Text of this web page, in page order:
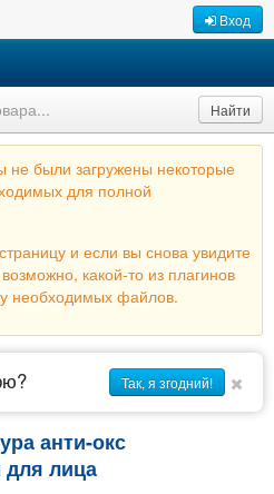
Вход
не были загружены некоторые
для полной
и если вы снова увидите
какой-то из плагинов
необходимых файлов.
Так, я згодний!
анти-окс
лица